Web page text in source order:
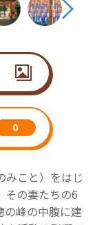
0
みこと）をはじ
その妻たちの6
の峰の中腹に建